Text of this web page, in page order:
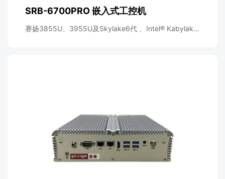
SRB-6700PRO 嵌入式工控机
赛扬3855U、3955U及Skylake6代 、Intel® Kabylake